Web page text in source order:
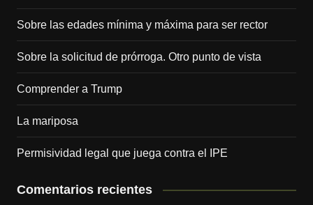
Sobre las edades mínima y máxima para ser rector
Sobre la solicitud de prórroga. Otro punto de vista
Comprender a Trump
La mariposa
Permisividad legal que juega contra el IPE
Comentarios recientes